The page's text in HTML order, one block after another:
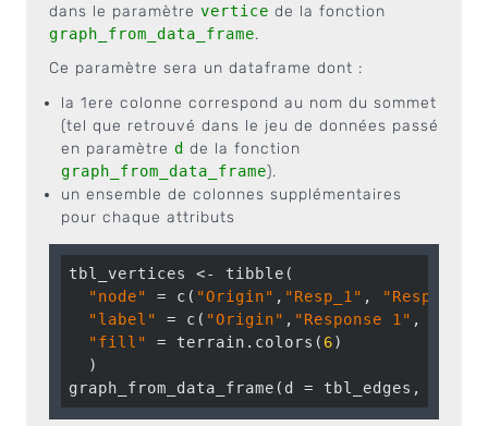
dans le paramètre vertice de la fonction
graph_from_data_frame.
Ce paramètre sera un dataframe dont :
la 1ere colonne correspond au nom du sommet
(tel que retrouvé dans le jeu de données passé
en paramètre d de la fonction
graph_from_data_frame).
un ensemble de colonnes supplémentaires
pour chaque attributs
tbl_vertices <- tibble(
"node" = c( "Origin" , "Resp_1" , "Resp_2"
"label" = c( "Origin" , "Response 1" ,
"fill" = terrain.colors( 6)
  )
graph_from_data_frame(d = tbl_edges,